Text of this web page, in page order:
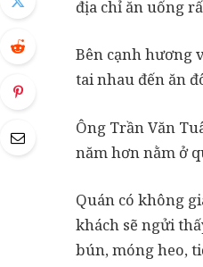
địa chỉ ăn uống
Bên cạnh hương
tai nhau đến ăn
Ông Trần Văn
năm hơn nằm ở
Quán có không
khách sẽ ngửi
bún, móng heo,